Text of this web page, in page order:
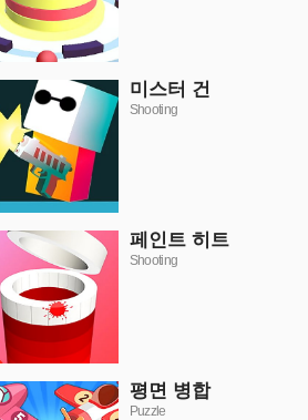
미스터 건
Shooting
페인트 히트
Shooting
평면 병합
Puzzle